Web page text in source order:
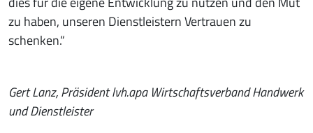
zu haben, unseren Dienstleistern Vertrauen zu
schenken.“
Gert Lanz, Präsident lvh.apa Wirtschaftsverband Handwerk
und Dienstleister